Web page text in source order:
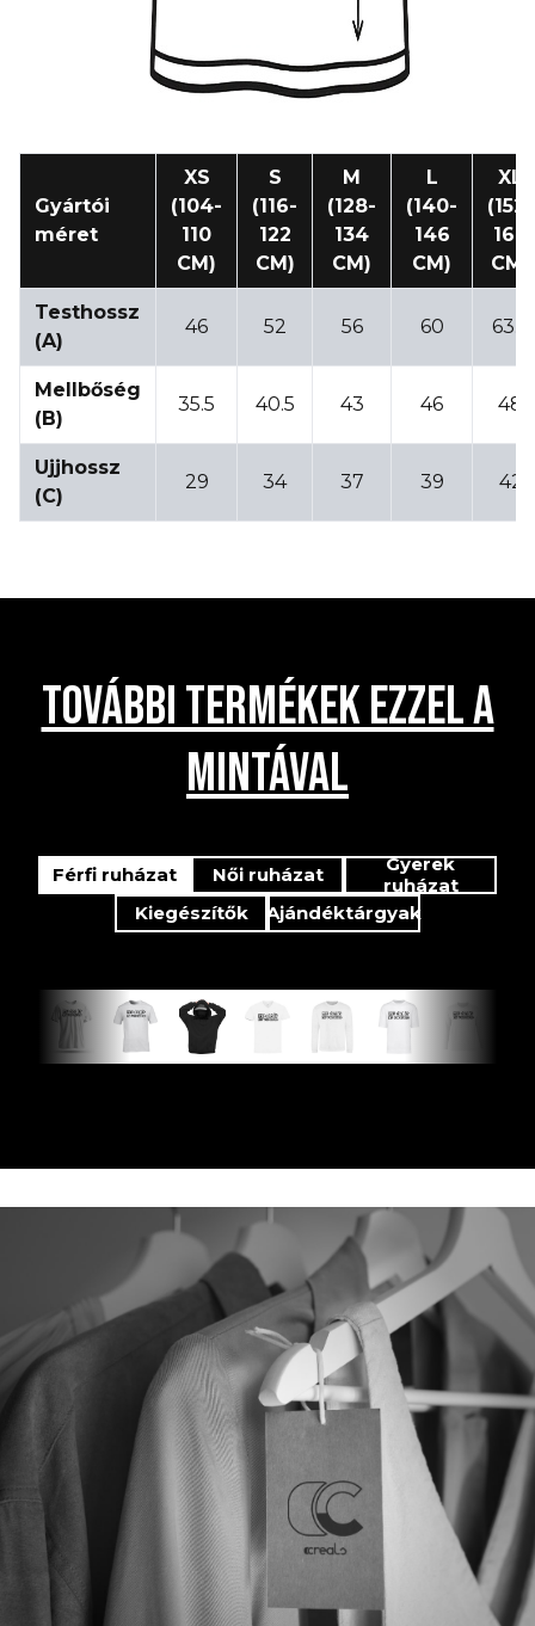
Gyártói
méret
XS
(104-
110
CM)
S
(116-
122
CM)
M
(128-
134
CM)
L
(140-
146
CM)
XL
(152-
164
CM)
Testhossz
(A)
46 52 56 60 63.5
Mellbőség
(B)
35.5 40.5 43 46 48
Ujjhossz
(C)
29 34 37 39 42
TOVÁBBI TERMÉKEK EZZEL A
MINTÁVAL
Férfi ruházat Női ruházat
Gyerek
ruházat
Kiegészítők
Ajándéktárgyak